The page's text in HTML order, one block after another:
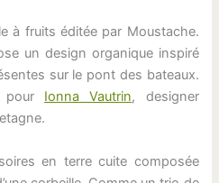
à fruits éditée par Moustache.
un design organique inspiré
sur le pont des bateaux.
pour Ionna Vautrin, designer
en terre cuite composée